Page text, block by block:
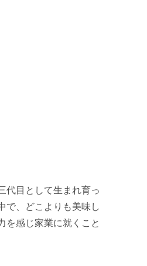
代目として生まれ育っ
で、どこよりも美味し
を感じ家業に就くこと